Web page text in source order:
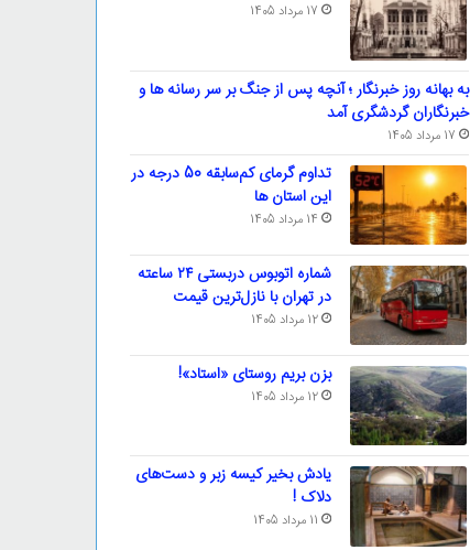
17 مرداد 1405
به بهانه روز خبرنگار ؛ آنچه پس از جنگ بر سر رسانه ها و
خبرنگاران گردشگری آمد
17 مرداد 1405
تداوم گرمای کم‌سابقه 50 درجه در
این استان ها
14 مرداد 1405
شماره اتوبوس دربستی ۲۴ ساعته
در تهران با نازل‌ترین قیمت
12 مرداد 1405
بزن بریم روستای «استاد»!
12 مرداد 1405
یادش بخیر کیسه‌ زبر و دست‌های
دلاک !
11 مرداد 1405